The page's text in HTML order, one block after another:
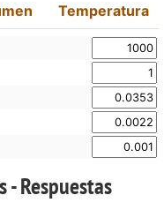
Mayak gyeran -
coreanos
Temperatura
- Respuestas